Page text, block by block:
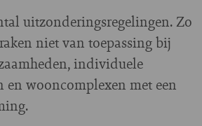
uitzonderingsregelingen. Zo
niet van toepassing bij
individuele
en wooncomplexen met een